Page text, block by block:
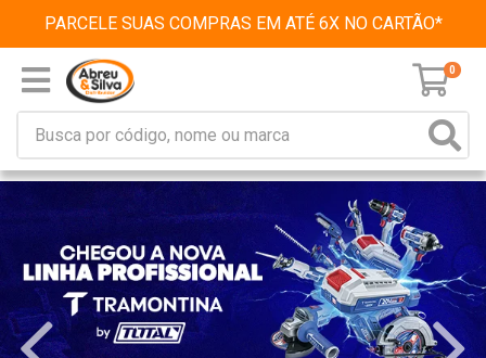
PARCELE SUAS COMPRAS EM ATÉ 6X NO CARTÃO*
0